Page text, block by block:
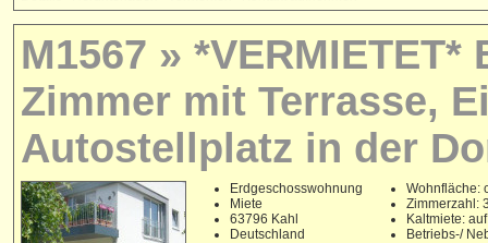
M1567 »
Zimmer mit Terrasse,
Autostellplatz in der
Erdgeschosswohnung
Miete
63796 Kahl
Deutschland
Wohnfläche:
Zimmerzahl:
Kaltmiete:
Betriebs-/